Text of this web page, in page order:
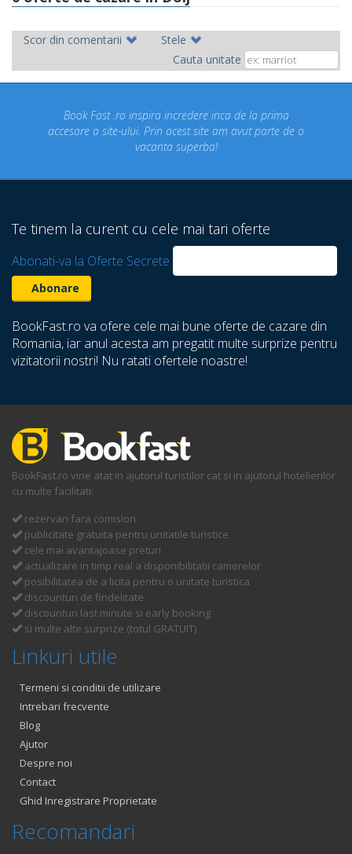
Scor din comentarii
Stele
Cauta unitate
Fast .ro inspira incredere inca de la prima
a site-ului. Prin acest site am avut parte de o
vacanta superba!
Te tinem la curent cu cele mai tari oferte
Abonati-va la Oferte Secrete
BookFast.ro va ofere cele mai bune oferte de cazare din
Romania, iar anul acesta am pregatit multe surprize pentru
vizitatorii nostri! Nu ratati ofertele noastre!
BookFast.ro vine atat in ajutorul turistilor cat si in ajutorul hotelierilor
cu multe facilitati:
rezervari fara comision
publicitate gratuita pentru unitatile turistice
cele mai avantajoase preturi
actualizare in timp real a disponibilitatii camerelor
posibilitatea de a licita pentru o unitate turistica
discounturi de findelitate
discounturi last minute si early booking
si multe alte surprize (totul GRATUIT)
Linkuri utile
Termeni si conditii de utilizare
Intrebari frecvente
Blog
Ajutor
Despre noi
Contact
Ghid Inregistrare Proprietate
Recomandari